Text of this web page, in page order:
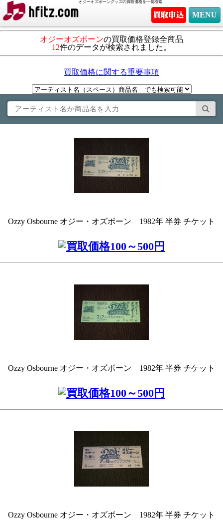
オジーオズボーングッズの買取価格を一発検索
MENU
オジーオズボーンの買取価格登録全商品
12件のデータが検索されました。
買取価格に関する重要事項
Ozzy Osbourne オジー・オズボーン 1982年 半券 チケット
Ozzy Osbourne オジー・オズボーン 1982年 半券 チケット
Ozzy Osbourne オジー・オズボーン 1982年 半券 チケット